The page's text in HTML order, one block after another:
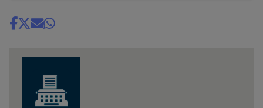
Share